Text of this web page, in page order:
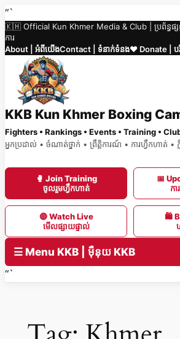
Skip
to
content
“`
🇰🇭 Official Kun Khmer Media & Club | ប្រព័ន្ធផ្សព្វផ្
ការ
About | អំពីយើងContact | ទំនាក់ទំនង❤️ Donate | បរិ
KKB Kun Khmer Boxing
Fighters • Rankings • Events • Training •
អ្នកប្រដាល់ • ចំណាត់ថ្នាក់ • ព្រឹត្តិការណ៍ • ការហ្វឹកហាត់
🥊 Join Training
ចូលរួមហ្វឹកហាត់
📅
ក
🔴 Watch Live
មើលផ្សាយផ្ទាល់
🛍
☰ Menu KKB | ម៉ឺនុយ KKB
“`